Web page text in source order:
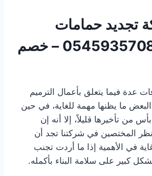
تجديد حمامات
0545935708 – خصم
عدة فيما يتعلق بأعمال الترميم
ما يظنها مهمة للغاية، في حين
من تأخيرها قليلاً، إلا أنه إن
المختصين في شركتنا تجد أن
في الأهمية إذا ما أردت تجنب
بشكل كبير على سلامة البناء بأكمله.